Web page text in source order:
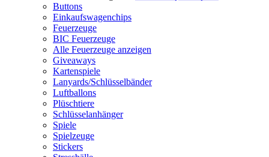
Buttons
Einkaufswagenchips
Feuerzeuge
BIC Feuerzeuge
Alle Feuerzeuge anzeigen
Giveaways
Kartenspiele
Lanyards/Schlüsselbänder
Luftballons
Plüschtiere
Schlüsselanhänger
Spiele
Spielzeuge
Stickers